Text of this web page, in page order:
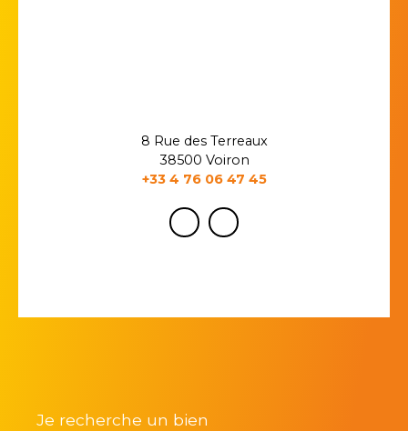
8 Rue des Terreaux
38500 Voiron
+33 4 76 06 47 45
Je recherche un bien